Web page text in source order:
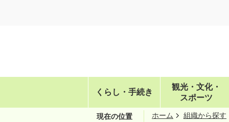
くらし・手続き
観光・文化・
スポーツ
現在の位置 ホーム 組織から探す